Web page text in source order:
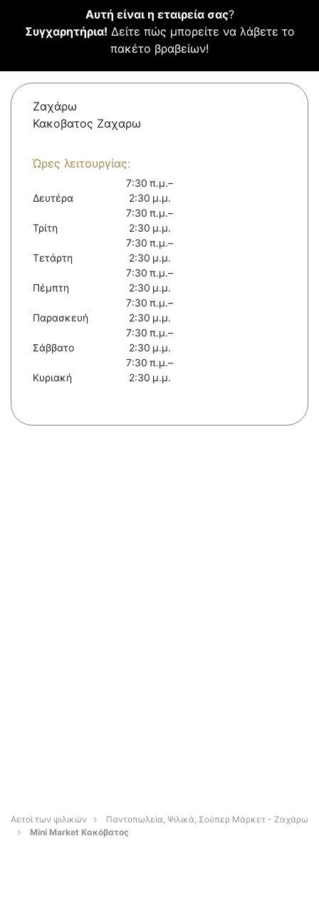
Αυτή είναι η εταιρεία σας?
Συγχαρητήρια! Δείτε πώς μπορείτε να λάβετε το
πακέτο βραβείων!
Ζαχάρω
Κακοβατος Ζαχαρω
Ώρες λειτουργίας:
Δευτέρα
7:30 π.μ.–
2:30 μ.μ.
Τρίτη
7:30 π.μ.–
2:30 μ.μ.
Τετάρτη
7:30 π.μ.–
2:30 μ.μ.
Πέμπτη
7:30 π.μ.–
2:30 μ.μ.
Παρασκευή
7:30 π.μ.–
2:30 μ.μ.
Σάββατο
7:30 π.μ.–
2:30 μ.μ.
Κυριακή
7:30 π.μ.–
2:30 μ.μ.
Αετοί των ψιλικών
Παντοπωλεία, Ψιλικά, Σούπερ Μάρκετ - Ζαχάρω
Mini Market Κακόβατος